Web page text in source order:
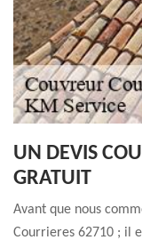
UN DEVIS
GRATUIT
Avant que nous
Courrieres 62710 ; il